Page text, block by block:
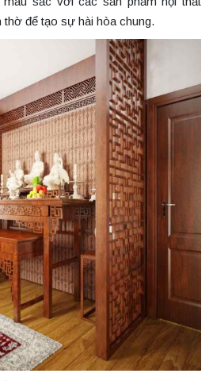
thờ để tạo sự hài hòa chung.